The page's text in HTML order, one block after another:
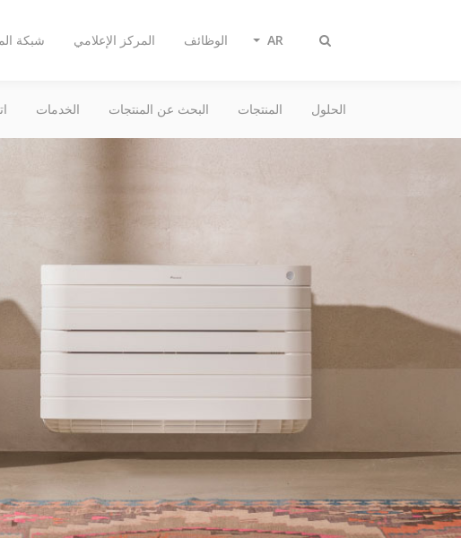
تبديل
شبكة المركز الإعلامي الوظائف AR
الحلول المنتجات البحث عن المنتجات الخدمات